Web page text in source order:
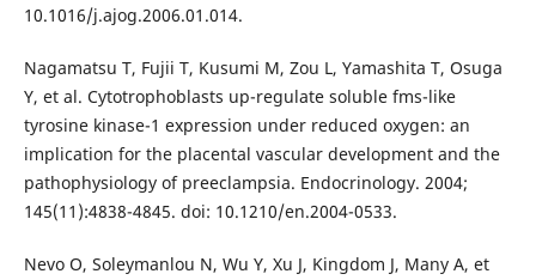
10.1016/j.ajog.2006.01.014.
Nagamatsu T, Fujii T, Kusumi M, Zou L, Yamashita T, Osuga
Y, et al. Cytotrophoblasts up-regulate soluble fms-like
tyrosine kinase-1 expression under reduced oxygen: an
implication for the placental vascular development and the
pathophysiology of preeclampsia. Endocrinology. 2004;
145(11):4838-4845. doi: 10.1210/en.2004-0533.
Nevo O, Soleymanlou N, Wu Y, Xu J, Kingdom J, Many A, et